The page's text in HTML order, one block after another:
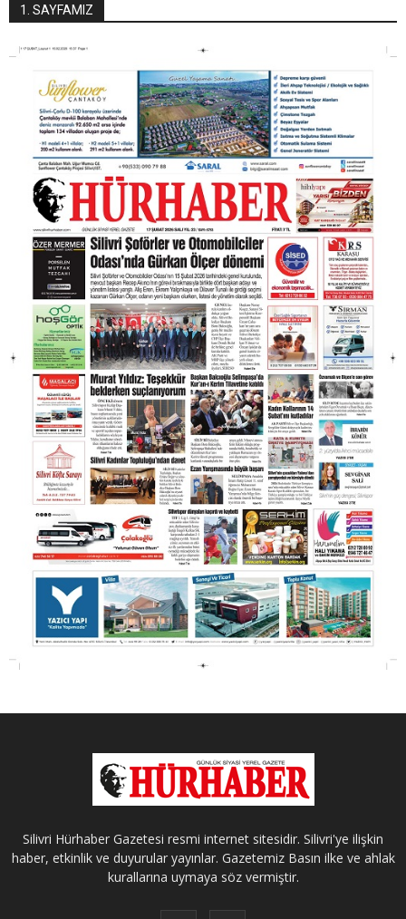
1. SAYFAMIZ
Silivri Hürhaber Gazetesi resmi internet sitesidir. Silivri'ye ilişkin
haber, etkinlik ve duyurular yayınlar. Gazetemiz Basın ilke ve ahlak
kurallarına uymaya söz vermiştir.